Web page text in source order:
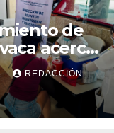
de
acerca
de
a
migrantes
REDACCIÓN